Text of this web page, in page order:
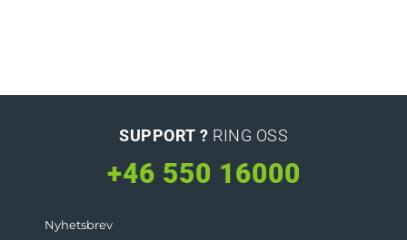
SUPPORT ? RING OSS
+46 550 16000
Nyhetsbrev